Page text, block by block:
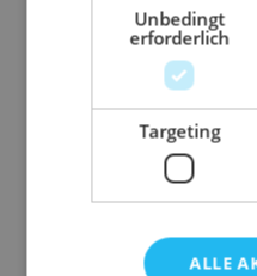
Unbedingt
erforderlich
Targeting
ALLE